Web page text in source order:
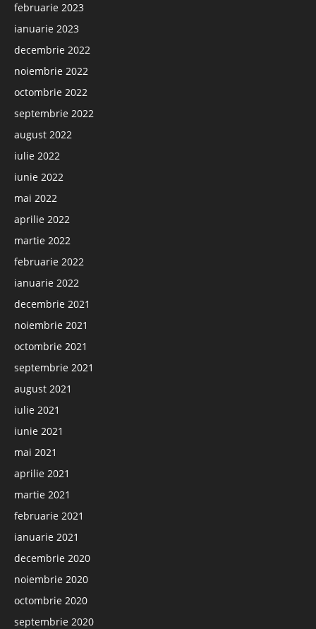
februarie 2023
ianuarie 2023
decembrie 2022
noiembrie 2022
octombrie 2022
septembrie 2022
august 2022
iulie 2022
iunie 2022
mai 2022
aprilie 2022
martie 2022
februarie 2022
ianuarie 2022
decembrie 2021
noiembrie 2021
octombrie 2021
septembrie 2021
august 2021
iulie 2021
iunie 2021
mai 2021
aprilie 2021
martie 2021
februarie 2021
ianuarie 2021
decembrie 2020
noiembrie 2020
octombrie 2020
septembrie 2020